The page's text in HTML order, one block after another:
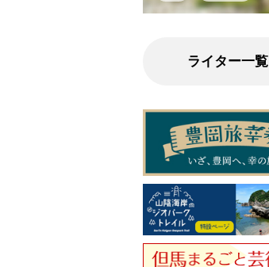
ライター一覧